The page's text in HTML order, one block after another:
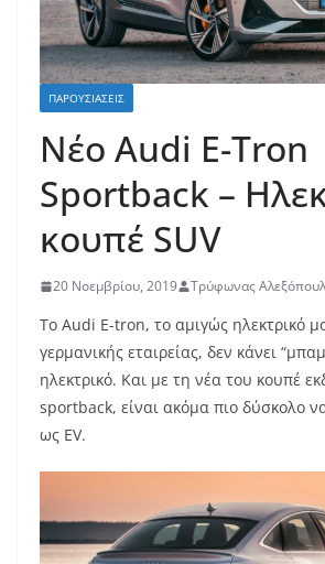
ΠΑΡΟΥΣΙΆΣΕΙΣ
Νέο Audi E-Tron
Sportback –
κουπέ SUV
20 Νοεμβρίου, 2019 Τρύφωνας
Το Audi E-tron, το αμιγώς ηλεκτρικό
γερμανικής εταιρείας, δεν κάνει
ηλεκτρικό. Και με τη νέα του κουπέ
sportback, είναι ακόμα πιο δύσκολο
ως EV.